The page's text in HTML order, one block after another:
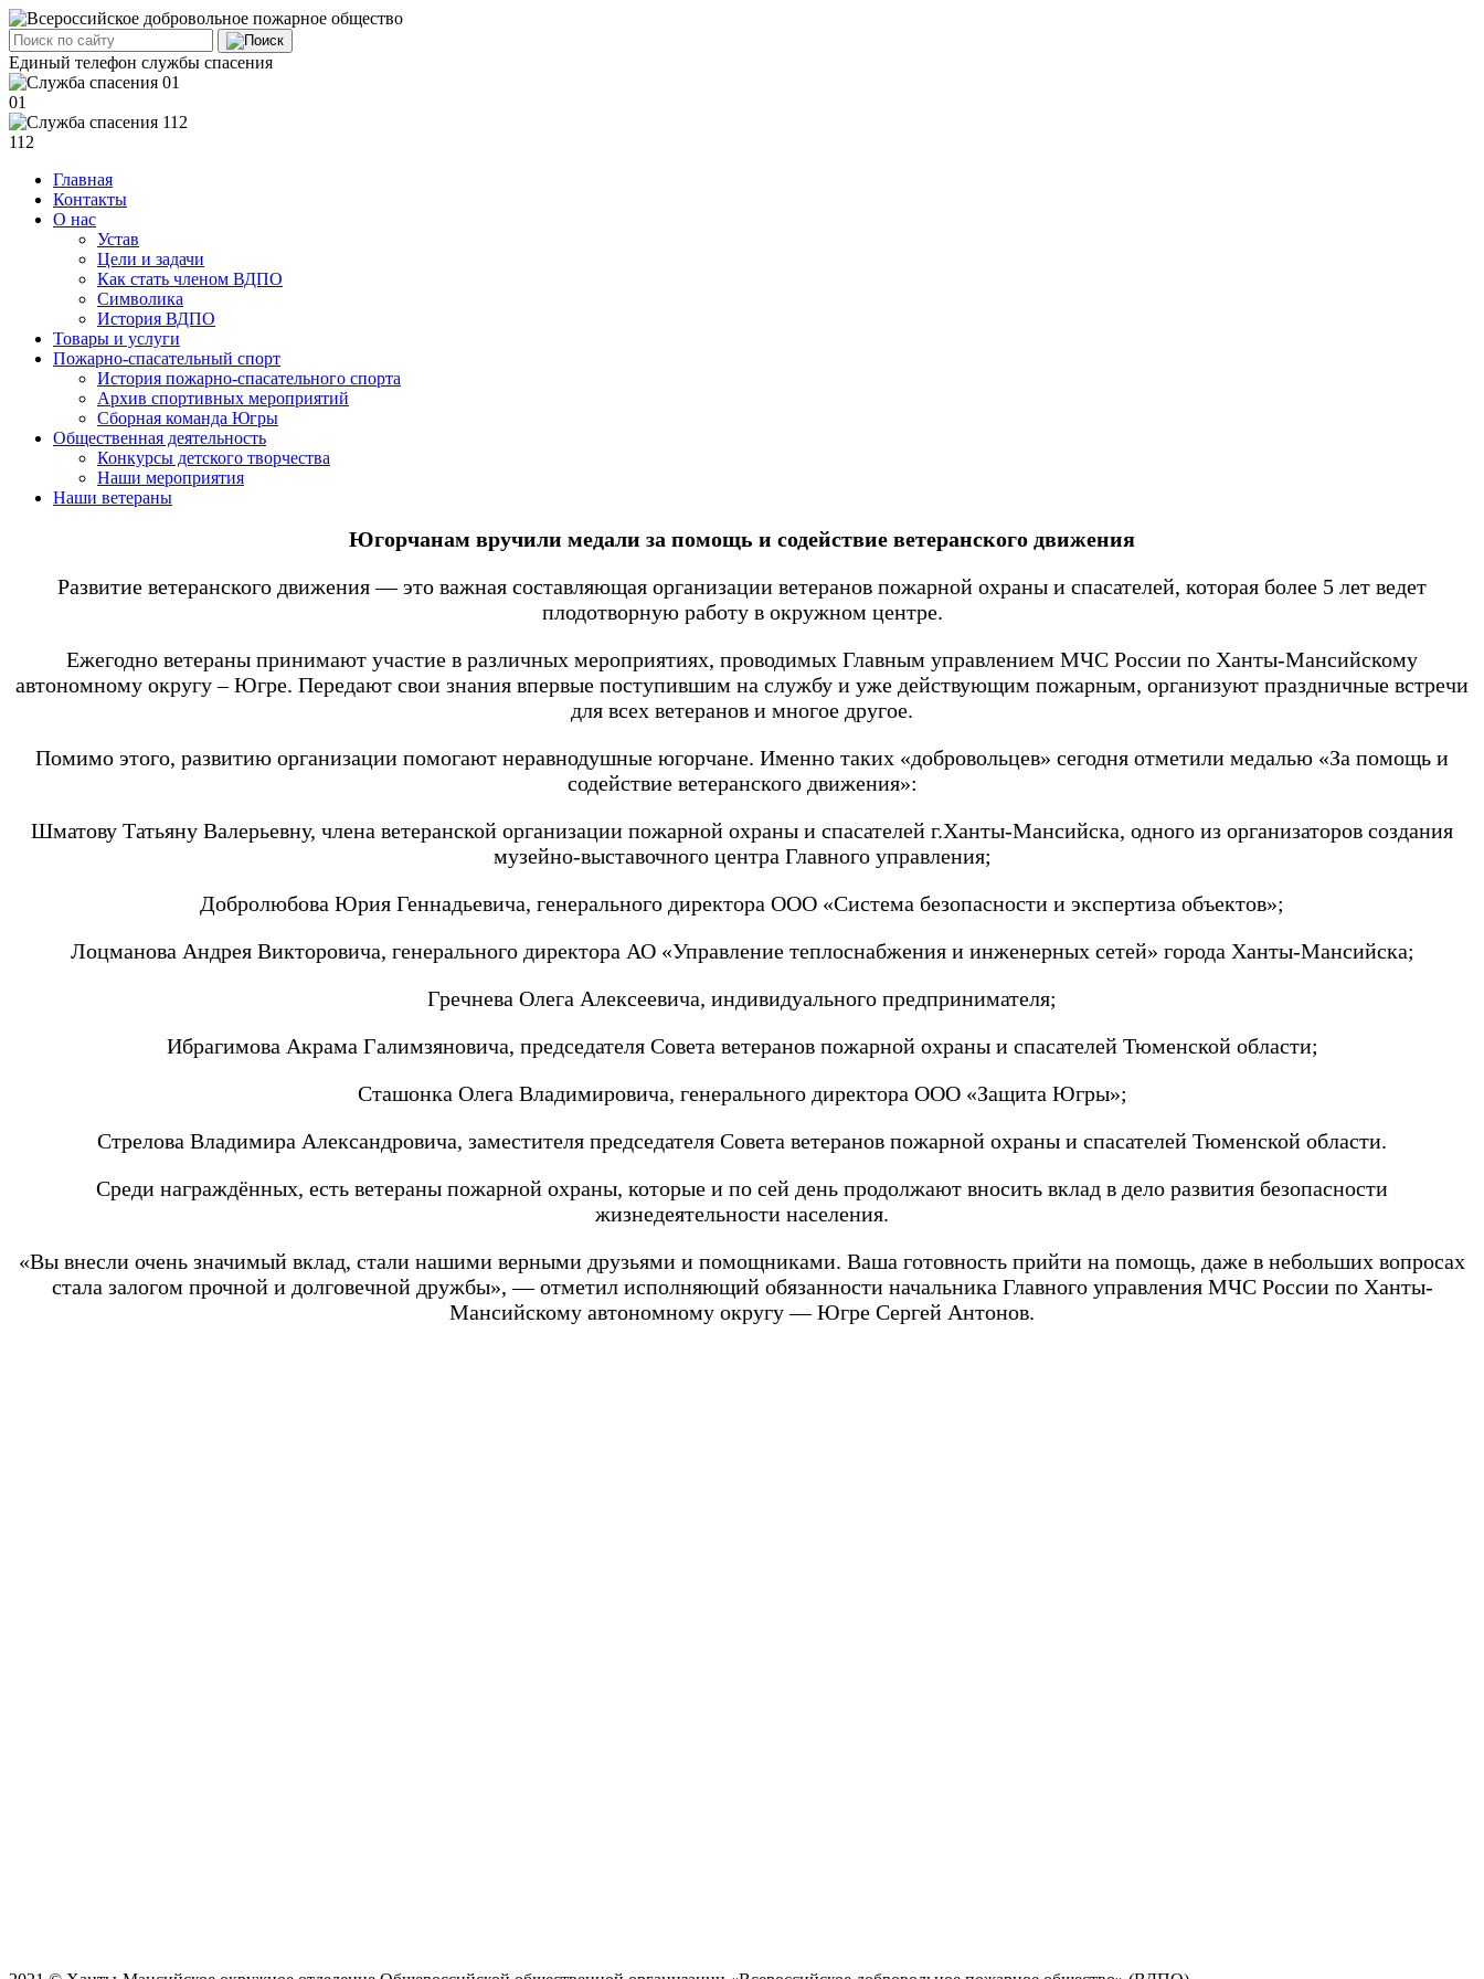
Единый телефон службы спасения
01
112
Главная
Контакты
О нас
Устав
Цели и задачи
Как стать членом ВДПО
Символика
История ВДПО
Товары и услуги
Пожарно-спасательный спорт
История пожарно-спасательного спорта
Архив спортивных мероприятий
Сборная команда Югры
Общественная деятельность
Конкурсы детского творчества
Наши мероприятия
Наши ветераны
Югорчанам вручили медали за помощь и содействие ветеранского движения
Развитие ветеранского движения — это важная составляющая организации ветеранов пожарной охраны и спасателей, которая более 5 лет ведет
плодотворную работу в окружном центре.
Ежегодно ветераны принимают участие в различных мероприятиях, проводимых Главным управлением МЧС России по Ханты-Мансийскому
автономному округу – Югре. Передают свои знания впервые поступившим на службу и уже действующим пожарным, организуют праздничные встречи
для всех ветеранов и многое другое.
Помимо этого, развитию организации помогают неравнодушные югорчане. Именно таких «добровольцев» сегодня отметили медалью «За помощь и
содействие ветеранского движения»:
Шматову Татьяну Валерьевну, члена ветеранской организации пожарной охраны и спасателей г.Ханты-Мансийска, одного из организаторов создания
музейно-выставочного центра Главного управления;
Добролюбова Юрия Геннадьевича, генерального директора ООО «Система безопасности и экспертиза объектов»;
Лоцманова Андрея Викторовича, генерального директора АО «Управление теплоснабжения и инженерных сетей» города Ханты-Мансийска;
Гречнева Олега Алексеевича, индивидуального предпринимателя;
Ибрагимова Акрама Галимзяновича, председателя Совета ветеранов пожарной охраны и спасателей Тюменской области;
Сташонка Олега Владимировича, генерального директора ООО «Защита Югры»;
Стрелова Владимира Александровича, заместителя председателя Совета ветеранов пожарной охраны и спасателей Тюменской области.
Среди награждённых, есть ветераны пожарной охраны, которые и по сей день продолжают вносить вклад в дело развития безопасности
жизнедеятельности населения.
«Вы внесли очень значимый вклад, стали нашими верными друзьями и помощниками. Ваша готовность прийти на помощь, даже в небольших вопросах
стала залогом прочной и долговечной дружбы», — отметил исполняющий обязанности начальника Главного управления МЧС России по Ханты-
Мансийскому автономному округу — Югре Сергей Антонов.